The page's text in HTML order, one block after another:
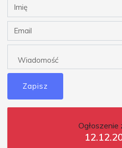
Zapisz
Ogłoszenie